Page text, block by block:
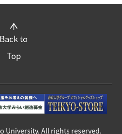
Back to
Top
University. All rights reserved.